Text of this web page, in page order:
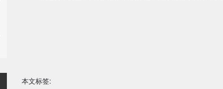
本文标签: